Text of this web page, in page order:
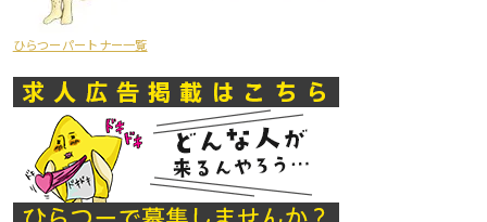
ひらつーパートナー一覧